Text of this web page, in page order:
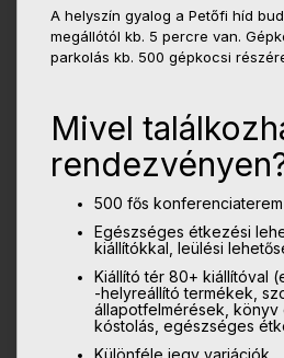
A helyszín gyalog a Petőfi híd
megállótól kb. 5 percre van.
parkolás kb. 500 gépkocsi
Mivel
500 fős
Egészséges étkezési
kiállítókkal, leülési
Kiállító tér 80+ kiállítóval
-helyreállító termékek,
állapotfelmérések, könyv
kóstolás, egészséges